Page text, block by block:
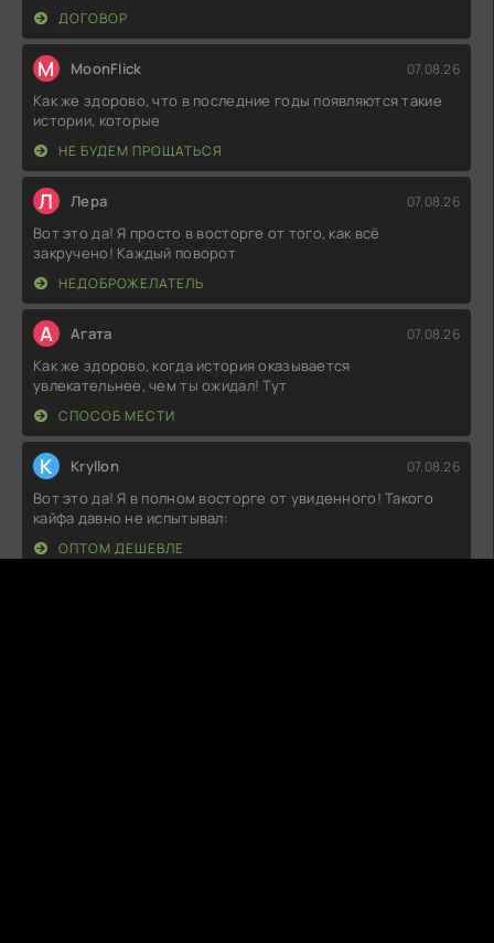
ДОГОВОР
M MoonFlick 07.08.26
Как же здорово, что в последние годы появляются такие
истории, которые
НЕ БУДЕМ ПРОЩАТЬСЯ
Л Лера 07.08.26
Вот это да! Я просто в восторге от того, как всё
закручено! Каждый поворот
НЕДОБРОЖЕЛАТЕЛЬ
А Агата 07.08.26
Как же здорово, когда история оказывается
увлекательнее, чем ты ожидал! Тут
СПОСОБ МЕСТИ
K Kryllon 07.08.26
Вот это да! Я в полном восторге от увиденного! Такого
кайфа давно не испытывал:
ОПТОМ ДЕШЕВЛЕ